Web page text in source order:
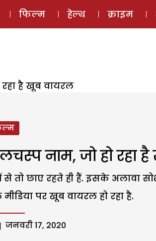
ई-मैगज़ीन ऑडियो स्टोरी
फिल्म हेल्थ क्राइम
है खूब वायरल
नाम, जो हो रहा
छाए रहते ही हैं. इसके अलावा
पर खूब वायरल हो रहा है.
जनवरी 17, 2020